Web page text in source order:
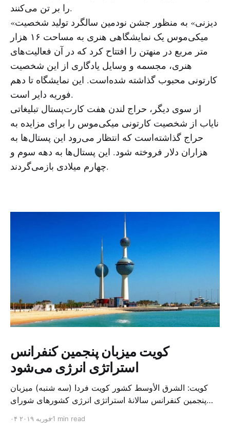
را بر تن می‌کنند.
«دیزنی» به منظور جشن نودمین سالگرد تولید شخصیت
میکی‌موس یک نمایشگاهی هنری به مساحت ۱۶ هزار
متر مربع در منهتن را افتتاح کرد که در آن فعالیت‌های
هنری، مجسمه و وسایل یادگاری از این شخصیت
کارتونی محبوب گذاشته شده‌است. این نمایشگاه تا دهم
فوریه دایر است.
از سوی دیگر، حراج لندن هفت کارت‌پستال تبلیغاتی
نایاب از شخصیت کارتونی میکی‌موس را برای مزایده به
حراج گذاشته‌است که انتظار می‌رود این پستال‌ها به
هزاران دلار فروخته شود. این پستال‌ها به دهه سوم و
چهارم میلادی بازمی‌گردند.
کویت میزبان پنجمین کنفرانس
استراتژی انرژی می‌شود
کویت: الشرق الأوسط کشور کویت فردا (سه شنبه) میزبان
پنجمین کنفرانس سالانهٔ استراتژی انرژی کشورهای شورای
متخصص از شرکت‌های جهانی نفت و گاز در این کنفرانس
۰۴ فوریه ۲۰۱۹1 min read